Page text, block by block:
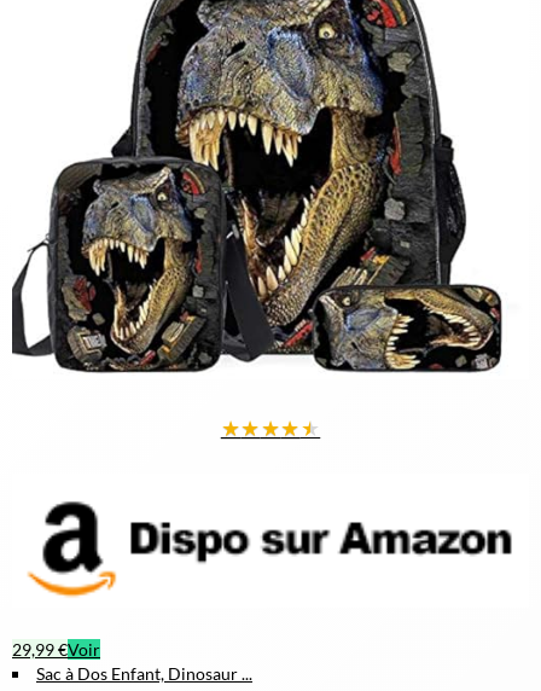
★★★★★
29,99 €Voir
Sac à Dos Enfant, Dinosaur ...